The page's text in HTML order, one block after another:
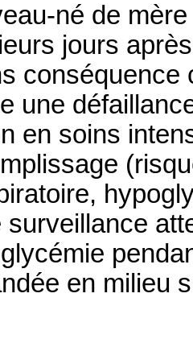
né de
jours
une
en soins
surveillance
en milieu